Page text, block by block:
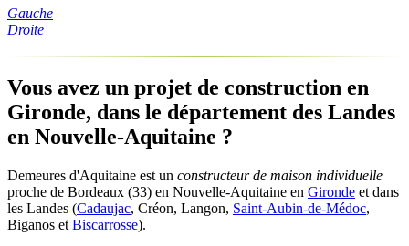
Gauche
Droite
Vous avez un projet de construction en
Gironde, dans le département des Landes
en Nouvelle-Aquitaine ?
Demeures d'Aquitaine est un constructeur de maison individuelle
proche de Bordeaux (33) en Nouvelle-Aquitaine en Gironde et dans
les Landes (Cadaujac, Créon, Langon, Saint-Aubin-de-Médoc,
Biganos et Biscarrosse).